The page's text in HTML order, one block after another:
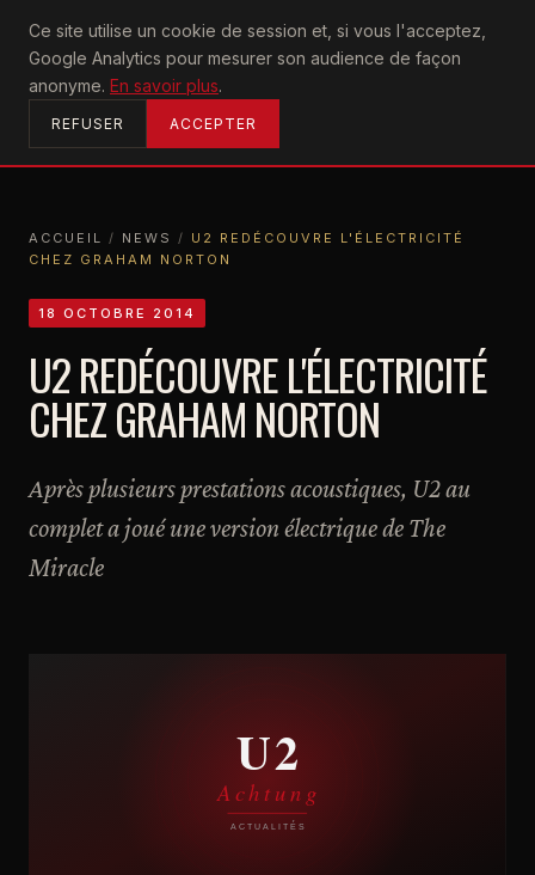
Ce site utilise un cookie de session et, si vous l'acceptez,
Google Analytics pour mesurer son audience de façon
anonyme. En savoir plus.
REFUSER ACCEPTER
U2achtung
ACCUEIL
ACCUEIL / NEWS / U2 REDÉCOUVRE L'ÉLECTRICITÉ
CHEZ GRAHAM NORTON
18 OCTOBRE 2014
U2 REDÉCOUVRE L'ÉLECTRICITÉ
CHEZ GRAHAM NORTON
Après plusieurs prestations acoustiques, U2 au
complet a joué une version électrique de The
Miracle